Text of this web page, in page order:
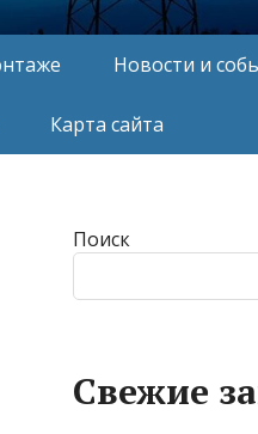
Новости и
Карта сайта
Поиск
Свежие